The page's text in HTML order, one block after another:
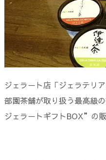
ジェラート店「ジェラテリ
部園茶舗が取り扱う最高級
ジェラートギフトBOX”の